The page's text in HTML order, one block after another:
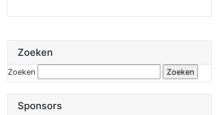
Zoeken
Zoeken
Sponsors